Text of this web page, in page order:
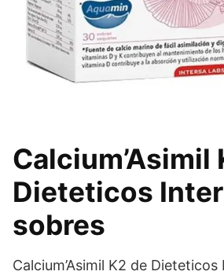
Calcium’Asimil
Dieteticos
sobres
Calcium’Asimil K2 de